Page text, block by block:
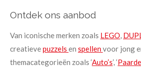
Ontdek ons aanbod
Van iconische merken zoals LEGO
creatievepuzzels en spellenvoor jong
themacategorieën zoals ‘Auto’s’, ‘